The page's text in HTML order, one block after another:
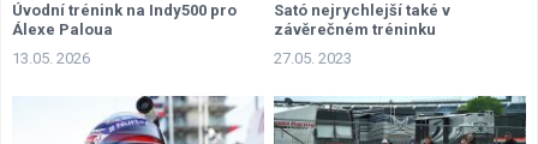
Úvodní trénink na Indy500 pro
Álexe Paloua
13.05. 2026
Sató nejrychlejší také v
závěrečném tréninku
27.05. 2023